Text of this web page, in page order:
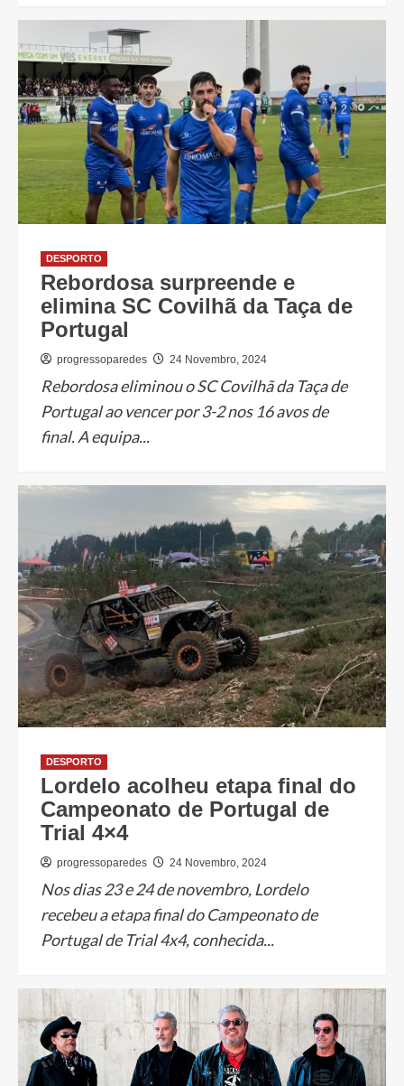
DESPORTO
Rebordosa surpreende e
elimina SC Covilhã da Taça de
Portugal
progressoparedes 24 Novembro, 2024
Rebordosa eliminou o SC Covilhã da Taça de
Portugal ao vencer por 3-2 nos 16 avos de
final. A equipa...
DESPORTO
Lordelo acolheu etapa final do
Campeonato de Portugal de
Trial 4×4
progressoparedes 24 Novembro, 2024
Nos dias 23 e 24 de novembro, Lordelo
recebeu a etapa final do Campeonato de
Portugal de Trial 4x4, conhecida...